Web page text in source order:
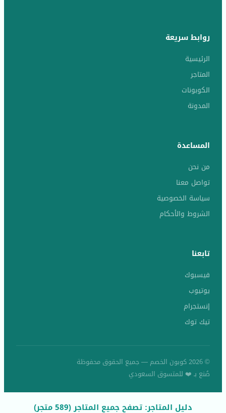
روابط سريعة
الرئيسية
المتاجر
الكوبونات
المدونة
المساعدة
من نحن
تواصل معنا
سياسة الخصوصية
الشروط والأحكام
تابعنا
فيسبوك
يوتيوب
إنستجرام
تيك توك
© 2026 كوبون الخصم — جميع الحقوق محفوظة
صُنع بـ ❤️ للمتسوق السعودي
دليل المتاجر: تصفح جميع المتاجر (589 متجر)